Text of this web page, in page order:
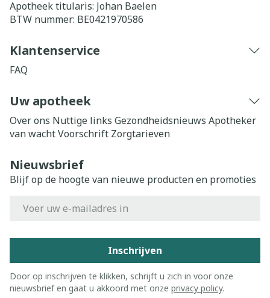
Apotheek titularis: Johan Baelen
BTW nummer: BE0421970586
Klantenservice
FAQ
Uw apotheek
Over ons Nuttige links Gezondheidsnieuws Apotheker
van wachtVoorschrift Zorgtarieven
Nieuwsbrief
Blijf op de hoogte van nieuwe producten en promoties
Inschrijven
Door op inschrijven te klikken, schrijft u zich in voor onze
nieuwsbrief en gaat u akkoord met onze privacy policy.